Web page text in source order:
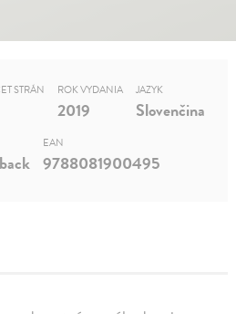
STRÁN ROK VYDANIA
2019
JAZYK
Slovenčina
EAN
9788081900495